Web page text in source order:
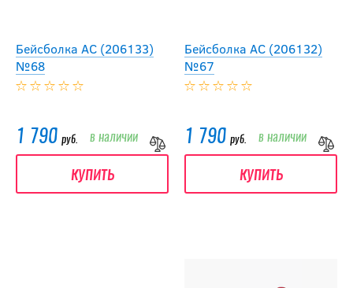
Бейсболка АС (206133)
№68
1 790 руб. в наличии
купить
Бейсболка АС (206132)
№67
1 790 руб. в наличии
купить